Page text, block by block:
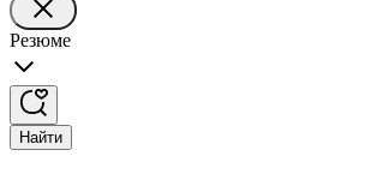
Резюме
Найти